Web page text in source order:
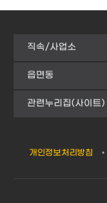
직속/사업소
읍면동
관련누리집(사이트)
개인정보처리방침